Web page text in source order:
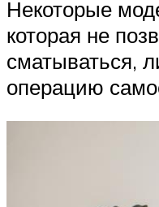
Некоторые
которая не
сматываться,
операцию